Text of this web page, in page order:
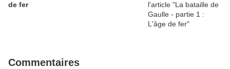
de fer
Commentaires